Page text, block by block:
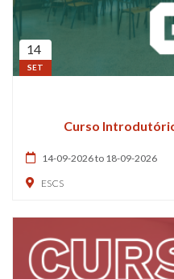
14
SET
Curso
14-09-2026 to 18-09-2026
ESCS